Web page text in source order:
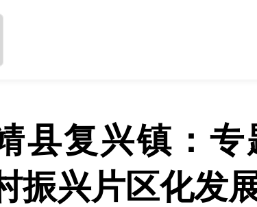
县复兴镇：专
振兴片区化发